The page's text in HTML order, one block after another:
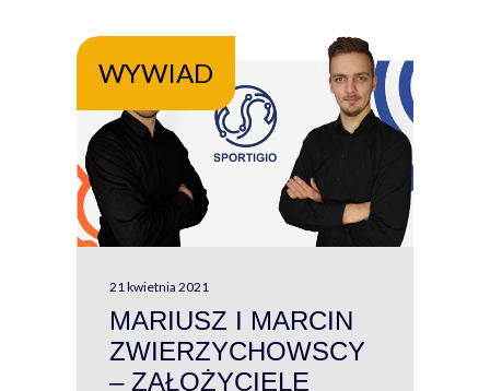
WYWIAD
21 kwietnia 2021
MARIUSZ I MARCIN
ZWIERZYCHOWSCY
– ZAŁOŻYCIELE